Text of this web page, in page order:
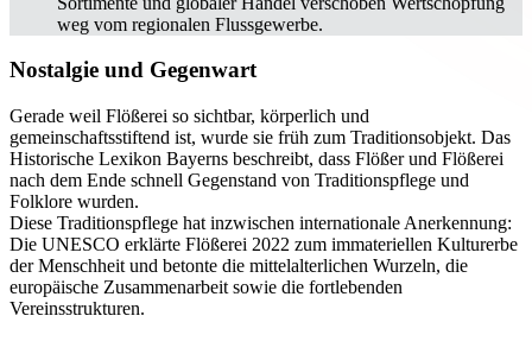
weg vom regionalen Flussgewerbe.
Nostalgie und Gegenwart
Gerade weil Flößerei so sichtbar, körperlich und
gemeinschaftsstiftend ist, wurde sie früh zum Traditionsobjekt. Das
Historische Lexikon Bayerns beschreibt, dass Flößer und Flößerei
nach dem Ende schnell Gegenstand von Traditionspflege und
Folklore wurden.
Diese Traditionspflege hat inzwischen internationale Anerkennung:
Die UNESCO erklärte Flößerei 2022 zum immateriellen Kulturerbe
der Menschheit und betonte die mittelalterlichen Wurzeln, die
europäische Zusammenarbeit sowie die fortlebenden
Vereinsstrukturen.